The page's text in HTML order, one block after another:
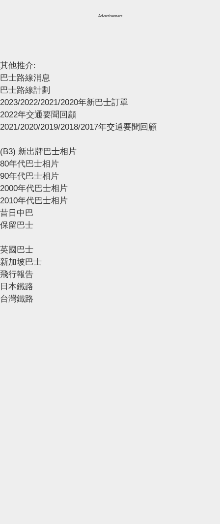
Advertisement
其他推介:
巴士路線消息
巴士路線計劃
2023/2022/2021/2020年新巴士訂單
2022年交通要聞回顧
2021/2020/2019/2018/2017年交通要聞回顧
(B3) 新出牌巴士相片
80年代巴士相片
90年代巴士相片
2000年代巴士相片
2010年代巴士相片
昔日中巴
保留巴士
英國巴士
新加坡巴士
飛行報告
日本鐵路
台灣鐵路